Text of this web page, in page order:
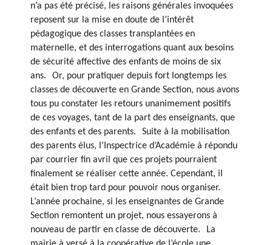
n’a pas été précisé, les raisons générales invoquées
reposent sur la mise en doute de l’intérêt
pédagogique des classes transplantées en
maternelle, et des interrogations quant aux besoins
de sécurité affective des enfants de moins de six
ans. Or, pour pratiquer depuis fort longtemps les
classes de découverte en Grande Section, nous avons
tous pu constater les retours unanimement positifs
de ces voyages, tant de la part des enseignants, que
des enfants et des parents. Suite à la mobilisation
des parents élus, l’Inspectrice d’Académie à répondu
par courrier fin avril que ces projets pourraient
finalement se réaliser cette année. Cependant, il
était bien trop tard pour pouvoir nous organiser.
L’année prochaine, si les enseignantes de Grande
Section remontent un projet, nous essayerons à
nouveau de partir en classe de découverte. La